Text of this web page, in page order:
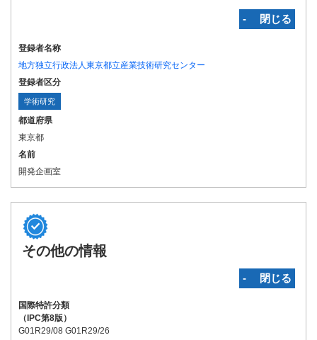
‐ 閉じる
登録者名称
地方独立行政法人東京都立産業技術研究センター
登録者区分
学術研究
都道府県
東京都
名前
開発企画室
その他の情報
‐ 閉じる
国際特許分類
（IPC第8版）
G01R29/08 G01R29/26